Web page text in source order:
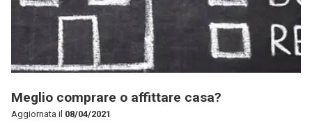
Meglio comprare o affittare casa?
Aggiornata il 08/04/2021